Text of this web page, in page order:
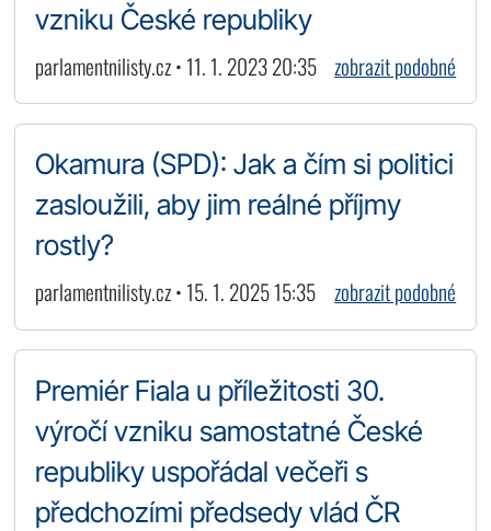
vzniku České republiky
parlamentnilisty.cz • 11. 1. 2023 20:35 zobrazit podobné
Okamura (SPD): Jak a čím si politici
zasloužili, aby jim reálné příjmy
rostly?
parlamentnilisty.cz • 15. 1. 2025 15:35 zobrazit podobné
Premiér Fiala u příležitosti 30.
výročí vzniku samostatné České
republiky uspořádal večeři s
předchozími předsedy vlád ČR